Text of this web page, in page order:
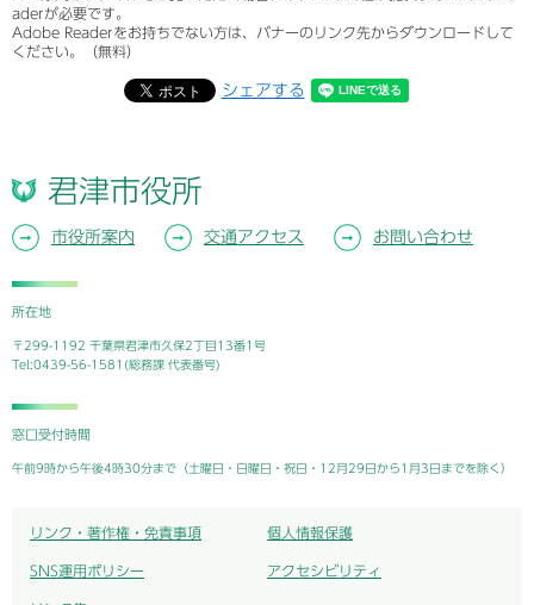
aderが必要です。
Adobe Readerをお持ちでない方は、バナーのリンク先からダウンロードして
ください。（無料）
シェアする
君津市役所
市役所案内 交通アクセス お問い合わせ
所在地
〒299-1192 千葉県君津市久保2丁目13番1号
Tel:0439-56-1581(総務課 代表番号)
窓口受付時間
午前9時から午後4時30分まで（土曜日・日曜日・祝日・12月29日から1月3日までを除く）
リンク・著作権・免責事項 個人情報保護
SNS運用ポリシー アクセシビリティ